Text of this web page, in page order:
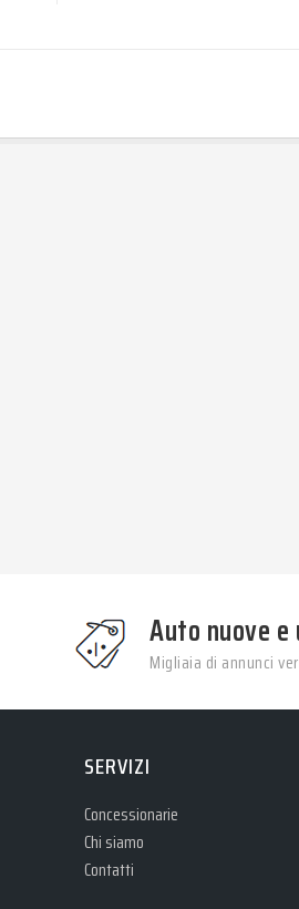
Auto nuove
Migliaia di annunci
SERVIZI
Concessionarie
Chi siamo
Contatti